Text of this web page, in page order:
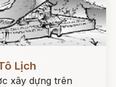
Lịch
xây dựng trên